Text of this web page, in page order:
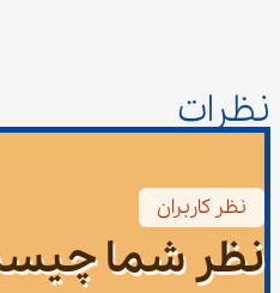
نظرات
نظر کاربران
نظر شما